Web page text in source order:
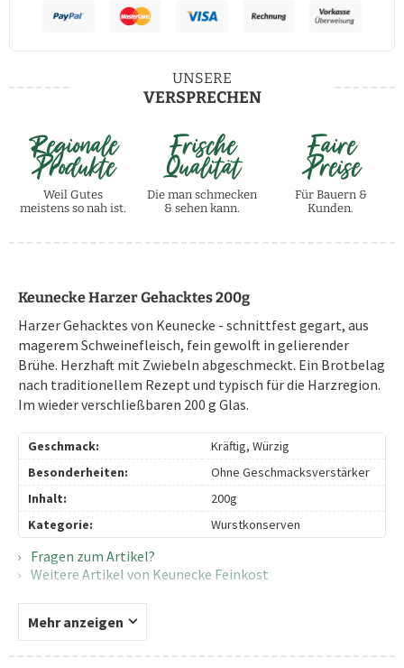
UNSERE
VERSPRECHEN
Regionale
Produkte
Weil Gutes
meistens so nah ist.
Frische
Qualität
Die man schmecken
& sehen kann.
Faire
Preise
Für Bauern &
Kunden.
Keunecke Harzer Gehacktes 200g
Harzer Gehacktes von Keunecke - schnittfest gegart, aus
magerem Schweinefleisch, fein gewolft in gelierender
Brühe. Herzhaft mit Zwiebeln abgeschmeckt. Ein Brotbelag
nach traditionellem Rezept und typisch für die Harzregion.
Im wieder verschließbaren 200 g Glas.
Geschmack:
Kräftig, Würzig
Besonderheiten:
Ohne Geschmacksverstärker
Inhalt:
200g
Kategorie:
Wurstkonserven
Fragen zum Artikel?
Weitere Artikel von Keunecke Feinkost
Mehr anzeigen